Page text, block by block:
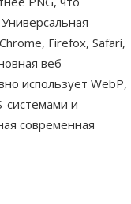
Firefox, Safari,
веб-
использует WebP,
системами и
современная